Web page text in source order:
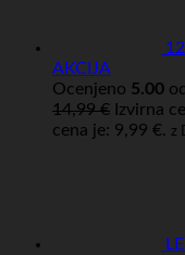
AKCIJA
Ocenjeno 5.00
14,99€ Izvirna
cena je: 9,99 €. z